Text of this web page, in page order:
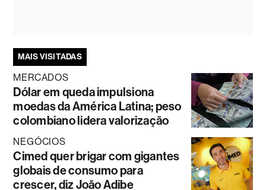
MAIS VISITADAS
MERCADOS
Dólar em queda impulsiona
moedas da América Latina; peso
colombiano lidera valorização
NEGÓCIOS
Cimed quer brigar com gigantes
globais de consumo para
crescer, diz João Adibe